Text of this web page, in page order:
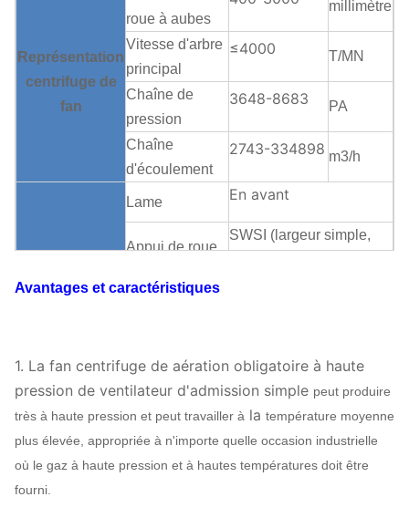
Représentation
centrifuge de
fan
roue à aubes
millimètre
Vitesse d'arbre
principal
≤4000 T/MN
Chaîne de
pression
3648-8683 PA
Chaîne
d'écoulement
2743-334898 m3/h
Lame En avant
Appui de roue
SWSI (largeur simple,
assigner
Lubrification
Lubrification
de bain d'huile
Rapport du
refroidissement
Refroidissement à l'air,
refroidissement par l'eau,
refroidissement à l'huile
Avantages et caractéristiques
1. La fan centrifuge de aération obligatoire à haute
pression de ventilateur d'admission simple peut produire
très à haute pression et peut travailler à la température moyenne
plus élevée, appropriée à n'importe quelle occasion industrielle
où le gaz à haute pression et à hautes températures doit être
fourni.